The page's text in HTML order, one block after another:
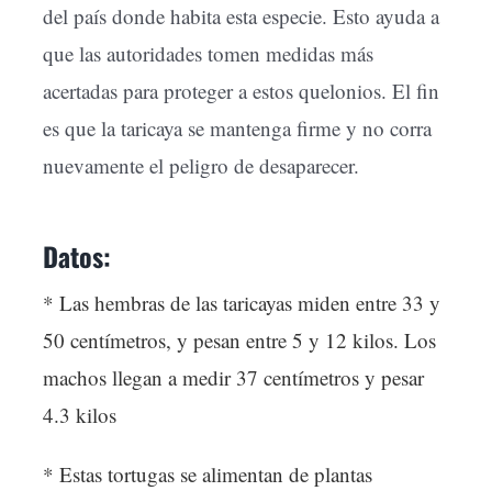
del país donde habita esta especie. Esto ayuda a
que las autoridades tomen medidas más
acertadas para proteger a estos quelonios. El fin
es que la taricaya se mantenga firme y no corra
nuevamente el peligro de desaparecer.
Datos:
* Las hembras de las taricayas miden entre 33 y
50 centímetros, y pesan entre 5 y 12 kilos. Los
machos llegan a medir 37 centímetros y pesar
4.3 kilos
* Estas tortugas se alimentan de plantas